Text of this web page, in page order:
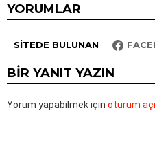
YORUMLAR
SITEDE BULUNAN
BIR YANIT YAZIN
Yorum yapabilmek için oturum